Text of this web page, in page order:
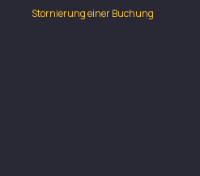
Stornierung einer Buchung